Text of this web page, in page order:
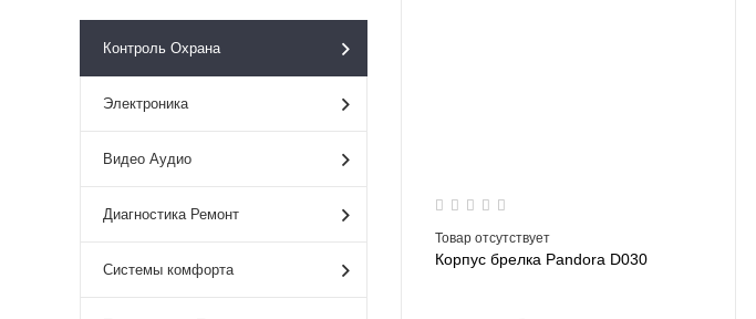
Контроль Охрана
Электроника
Видео Аудио
Диагностика Ремонт
Системы комфорта
Товар отсутствует
Корпус брелка Pandora D030